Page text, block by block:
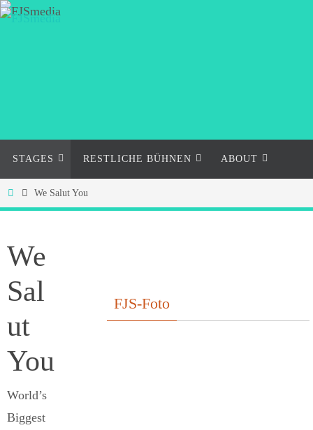
Zum
Inhalt
STAGES RESTLICHE BÜHNEN ABOUT
StartWe Salut You
We
Sal
ut
You
World’s
Biggest
FJS-Foto